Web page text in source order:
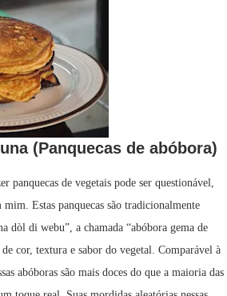
(Panquecas de abóbora)
panquecas de vegetais pode ser questionável,
Estas panquecas são tradicionalmente
dòl di webu”, a chamada “abóbora gema de
cor, textura e sabor do vegetal. Comparável à
abóboras são mais doces do que a maioria das